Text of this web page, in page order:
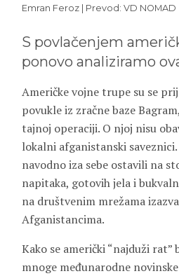
Emran Feroz | Prevod: VD NOMAD
S povlačenjem
ponovo analiziramo
Američke vojne trupe su se
povukle iz zračne baze
tajnoj operaciji. O njoj nisu
lokalni afganistanski
navodno iza sebe ostavili na
napitaka, gotovih jela i
na društvenim mrežama
Afganistancima.
Kako se američki “najduži rat”
mnoge međunarodne